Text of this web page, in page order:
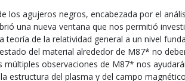
los agujeros negros, encabezada por el
una nueva ventana que nos permitió
teoría de la relatividad general a un nivel
del material alrededor de M87* no
observaciones de M87* nos
estructura del plasma y del campo